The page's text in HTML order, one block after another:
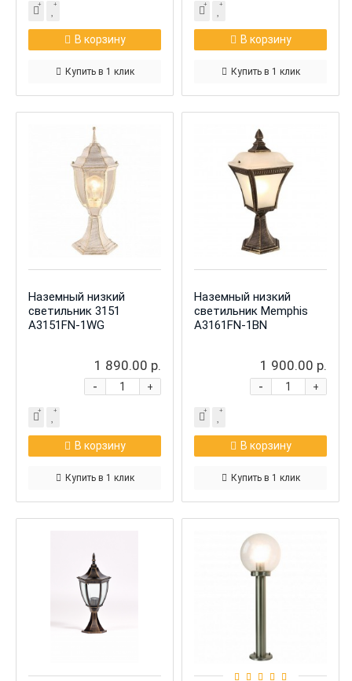
В корзину
Купить в 1 клик
В корзину
Купить в 1 клик
Наземный низкий
светильник 3151
A3151FN-1WG
1 890.00 р.
+
-
В корзину
Купить в 1 клик
Наземный низкий
светильник Memphis
A3161FN-1BN
1 900.00 р.
+
-
В корзину
Купить в 1 клик